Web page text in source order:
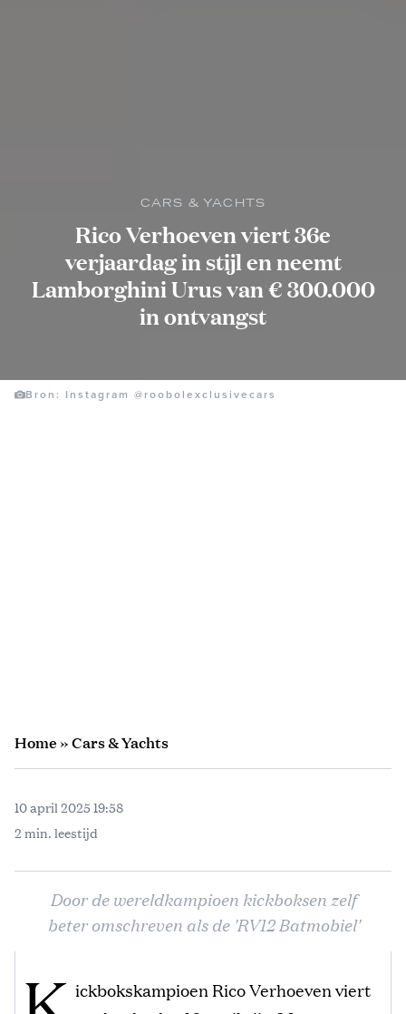
CARS & YACHTS
Rico Verhoeven viert 36e
verjaardag in stijl en neemt
Lamborghini Urus van € 300.000
in ontvangst
Bron: Instagram @roobolexclusivecars
Home»Cars & Yachts
10 april 2025 19:58
2 min. leestijd
Door de wereldkampioen kickboksen zelf
beter omschreven als de 'RV12 Batmobiel'
ickbokskampioen Rico Verhoeven viert